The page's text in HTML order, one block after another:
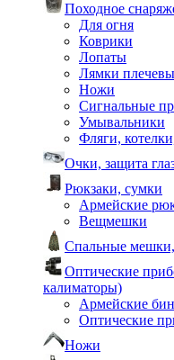
Походное
Для огня
Коврики
Лопаты
Лямки
Ножи
Сигнальные
Умывальники
Фляги,
Очки, защита
Рюкзаки, сумки
Армейские
Вещмешки
Спальные
Оптические
калиматоры)
Армейские
Оптические
Ножи